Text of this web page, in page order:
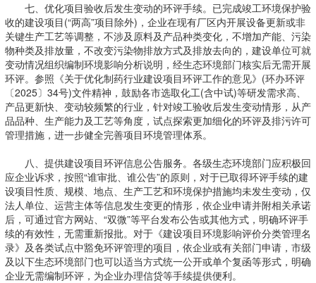
七、优化项目验收后发生变动的环评手续。已完成竣工环境保护验
收的建设项目(“两高”项目除外)，企业在现有厂区内开展设备更新或非
关键生产工艺等调整，不涉及原料及产品种类变化，不增加产能、污染
物种类及排放量，不改变污染物排放方式及排放去向的，建设单位可就
变动情况组织编制环境影响分析说明，经生态环境部门核实后无需开展
环评。参照《关于优化制药行业建设项目环评工作的意见》(环办环评
〔2025〕34号)文件精神，鼓励各市选取化工(含中试)等研发需求高、
产品更新快、变动较频繁的行业，针对竣工验收后发生变动情形，从产
品品种、生产能力及工艺等角度，试点探索更加细化的环评及排污许可
管理措施，进一步健全完善项目环境管理体系。
八、提供建设项目环评信息公告服务。各级生态环境部门应积极回
应企业诉求，按照“谁审批、谁公告”的原则，对于已取得环评手续的建
设项目性质、规模、地点、生产工艺和环境保护措施均未发生变动，仅
法人单位、运营主体等信息发生变更的情形，依企业申请并附相关承诺
后，可通过官方网站、“双微”等平台发布公告或其他方式，明确环评手
续的有效性，无需重新报批。对于《建设项目环境影响评价分类管理名
录》及各类试点中豁免环评管理的项目，依企业或有关部门申请，市级
及以下生态环境部门也可以适当方式统一公开或单个复函等形式，明确
企业无需编制环评，为企业办理信贷等手续提供便利。